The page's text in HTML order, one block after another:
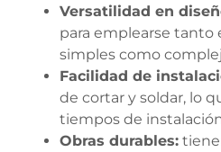
Versatilidad en
para emplearse tanto
simples como
Facilidad de
de cortar y soldar, lo
tiempos de
Obras durables: